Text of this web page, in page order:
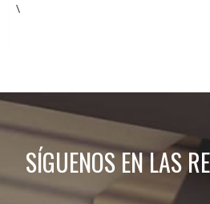
\
SÍGUENOS EN LAS